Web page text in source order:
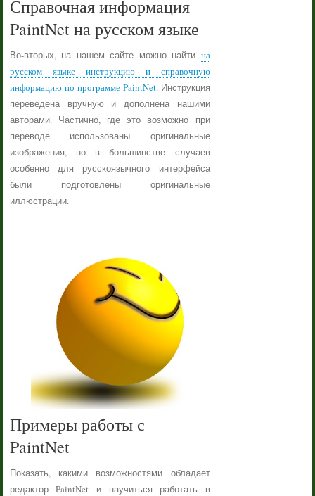
Справочная информация
PaintNet на русском языке
Во-вторых, на нашем сайте можно найти на
русском языке инструкцию и справочную
информацию по программе PaintNet. Инструкция
переведена вручную и дополнена нашими
авторами. Частично, где это возможно при
переводе использованы оригинальные
изображения, но в большинстве случаев
особенно для русскоязычного интерфейса
были подготовлены оригинальные
иллюстрации.
Примеры работы с
PaintNet
Показать, какими возможностями обладает
редактор PaintNet и научиться работать в